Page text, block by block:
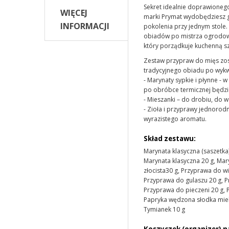
WIĘCEJ
INFORMACJI
Sekret idealnie
marki Prymat wydobędziesz
pokolenia przy jednym
obiadów po mistrza
który porządkuje kuchenną
Zestaw przypraw do mięs
tradycyjnego obiadu po
- Marynaty sypkie i płynne -
po obróbce termicznej
- Mieszanki – do drobiu, do
- Zioła i przyprawy
wyrazistego aromatu.
Skład zestawu:
Marynata klasyczna
Marynata klasyczna 20 g,
złocista30 g, Przyprawa do
Przyprawa do gulaszu 20 g,
Przyprawa do pieczeni 20 g,
Papryka wędzona słodka
Tymianek 10 g